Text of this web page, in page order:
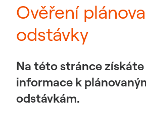
Ověření
odstávky
Na této stránce
informace k
odstávkám.